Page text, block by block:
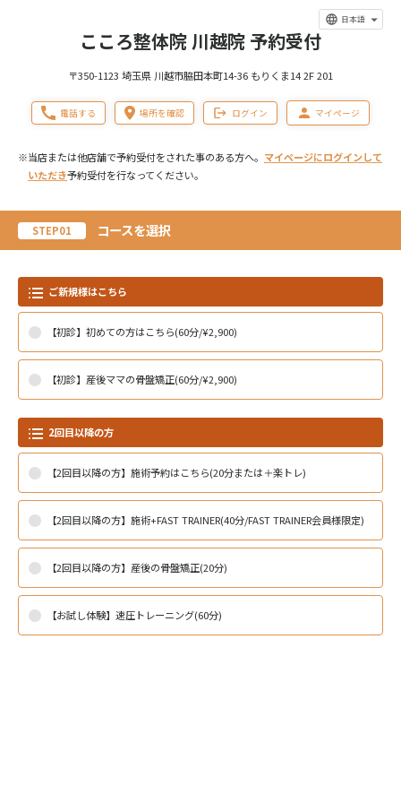
日本語
こころ整体院 川越院 予約受付
〒350-1123 埼玉県 川越市脇田本町14-36 もりくま14 2F 201
電話する 場所を確認 ログイン マイページ
※当店または他店舗で予約受付をされた事のある方へ。 マイページにログインして
いただき予約受付を行なってください。
STEP01 コースを選択
ご新規様はこちら
【初診】初めての方はこちら(60分/¥2,900)
【初診】産後ママの骨盤矯正(60分/¥2,900)
2回目以降の方
【2回目以降の方】施術予約はこちら(20分または＋楽トレ)
【2回目以降の方】施術+FAST TRAINER(40分/FAST TRAINER会員様限定)
【2回目以降の方】産後の骨盤矯正(20分)
【お試し体験】速圧トレーニング(60分)